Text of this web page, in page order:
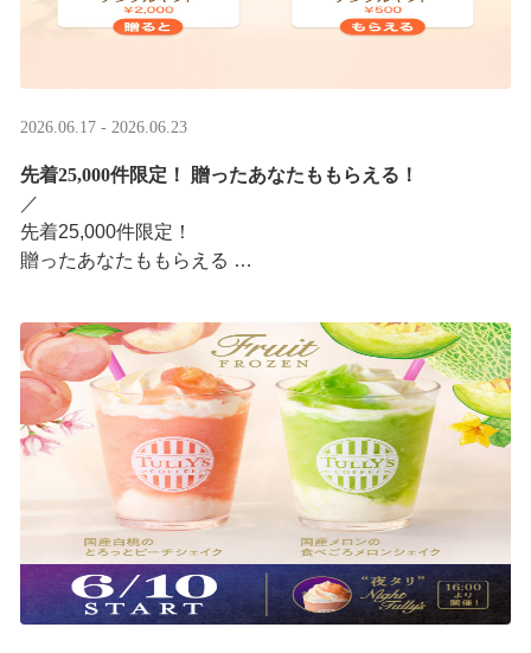
2026.06.17 - 2026.06.23
先着25,000件限定！​ 贈ったあなたももらえる！
／ ​
先着25,000件限定！​
贈ったあなたももらえる ​
LINEギフト限定！タリーズデジタルギフト2,000円分を贈
ると、自分も500円分のデジタルギフトがもらえるキャン
ペーンがスタ ···